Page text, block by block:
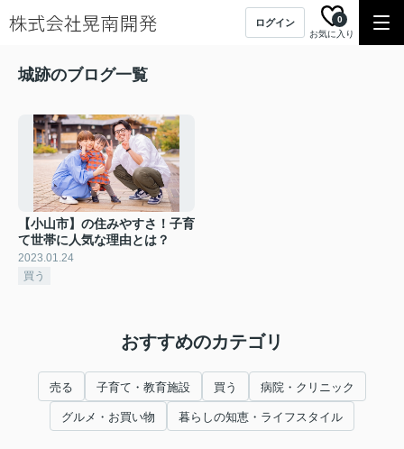
ログイン
お気に入り
0
城跡のブログ一覧
【小山市】の住みやすさ！子育
て世帯に人気な理由とは？
2023.01.24
買う
おすすめのカテゴリ
売る 子育て・教育施設 買う 病院・クリニック
グルメ・お買い物 暮らしの知恵・ライフスタイル